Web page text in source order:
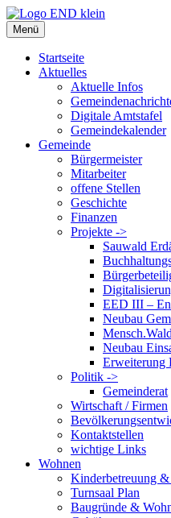
Zum
Inhalt
springen
Menü
Startseite
Aktuelles
Aktuelle Infos
Digitale Amtstafel
Gemeindekalender
Gemeinde
Bürgermeister
Mitarbeiter
offene Stellen
Geschichte
Finanzen
Projekte ->
Sauwald
EED III –
Neubau
Neubau
Erweiterung
Politik ->
Gemeinderat
Wirtschaft / Firmen
Kontaktstellen
wichtige Links
Wohnen
Kinderbetreuung
Turnsaal Plan
Baugründe &